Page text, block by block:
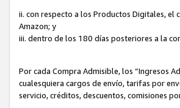
ii. con respecto a los Productos Digitales, el
Amazon; y
iii. dentro de los 180 días posteriores a la
Por cada Compra Admisible, los “Ingresos
cualesquiera cargos de envío, tarifas por
servicio, créditos, descuentos, comisiones